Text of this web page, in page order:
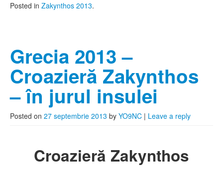
Posted in Zakynthos 2013.
Grecia 2013 –
Croazieră Zakynthos
– în jurul insulei
Posted on 27 septembrie 2013 by YO9NC | Leave a reply
Croazieră Zakynthos